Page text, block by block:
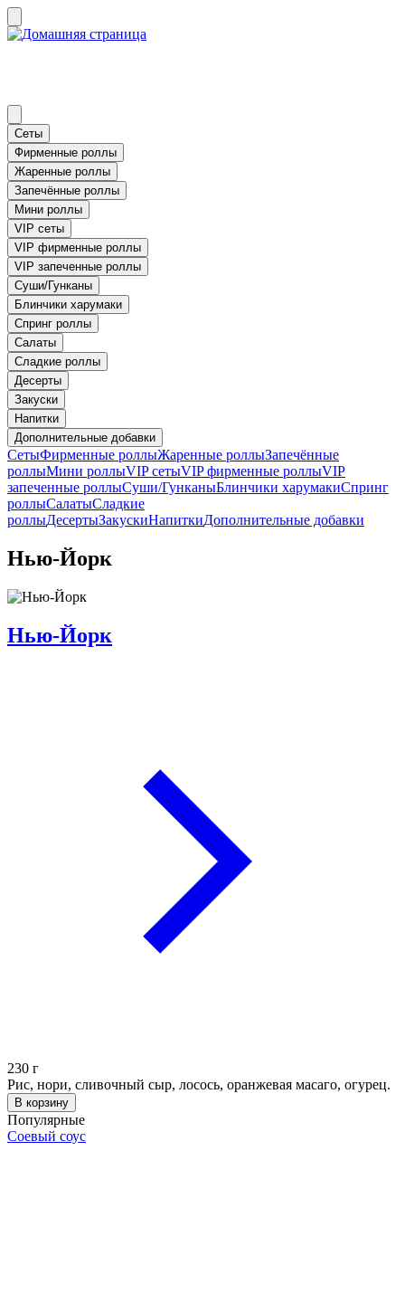
Сеты
Фирменные роллы
Жаренные роллы
Запечённые роллы
Мини роллы
VIP сеты
VIP фирменные роллы
VIP запеченные роллы
Суши/Гунканы
Блинчики харумаки
Спринг роллы
Салаты
Сладкие роллы
Десерты
Закуски
Напитки
Дополнительные добавки
СетыФирменные роллыЖаренные роллыЗапечённые
роллыМини роллыVIP сетыVIP фирменные роллыVIP
запеченные роллыСуши/ГунканыБлинчики харумакиСпринг
роллыСалатыСладкие
роллыДесертыЗакускиНапиткиДополнительные добавки
Нью-Йорк
Нью-Йорк
230 г
Рис, нори, сливочный сыр, лосось, оранжевая масаго, огурец.
В корзину
Популярные
Соевый соус